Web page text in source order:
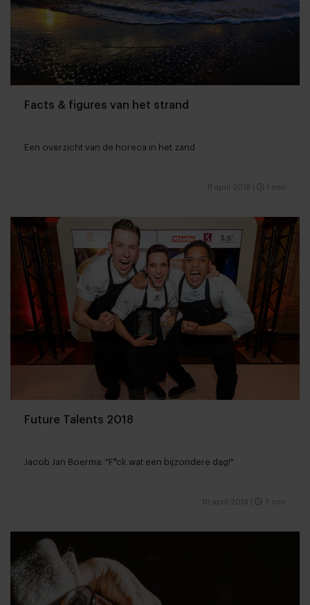
Facts & figures van het strand
Een overzicht van de horeca in het zand
11 april 2018 1 min
Future Talents 2018
Jacob Jan Boerma: "F*ck wat een bijzondere dag!"
10 april 2018 3 min